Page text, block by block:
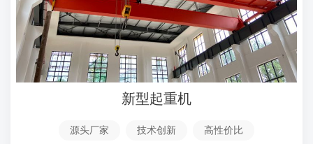
新型起重机
源头厂家 技术创新 高性价比